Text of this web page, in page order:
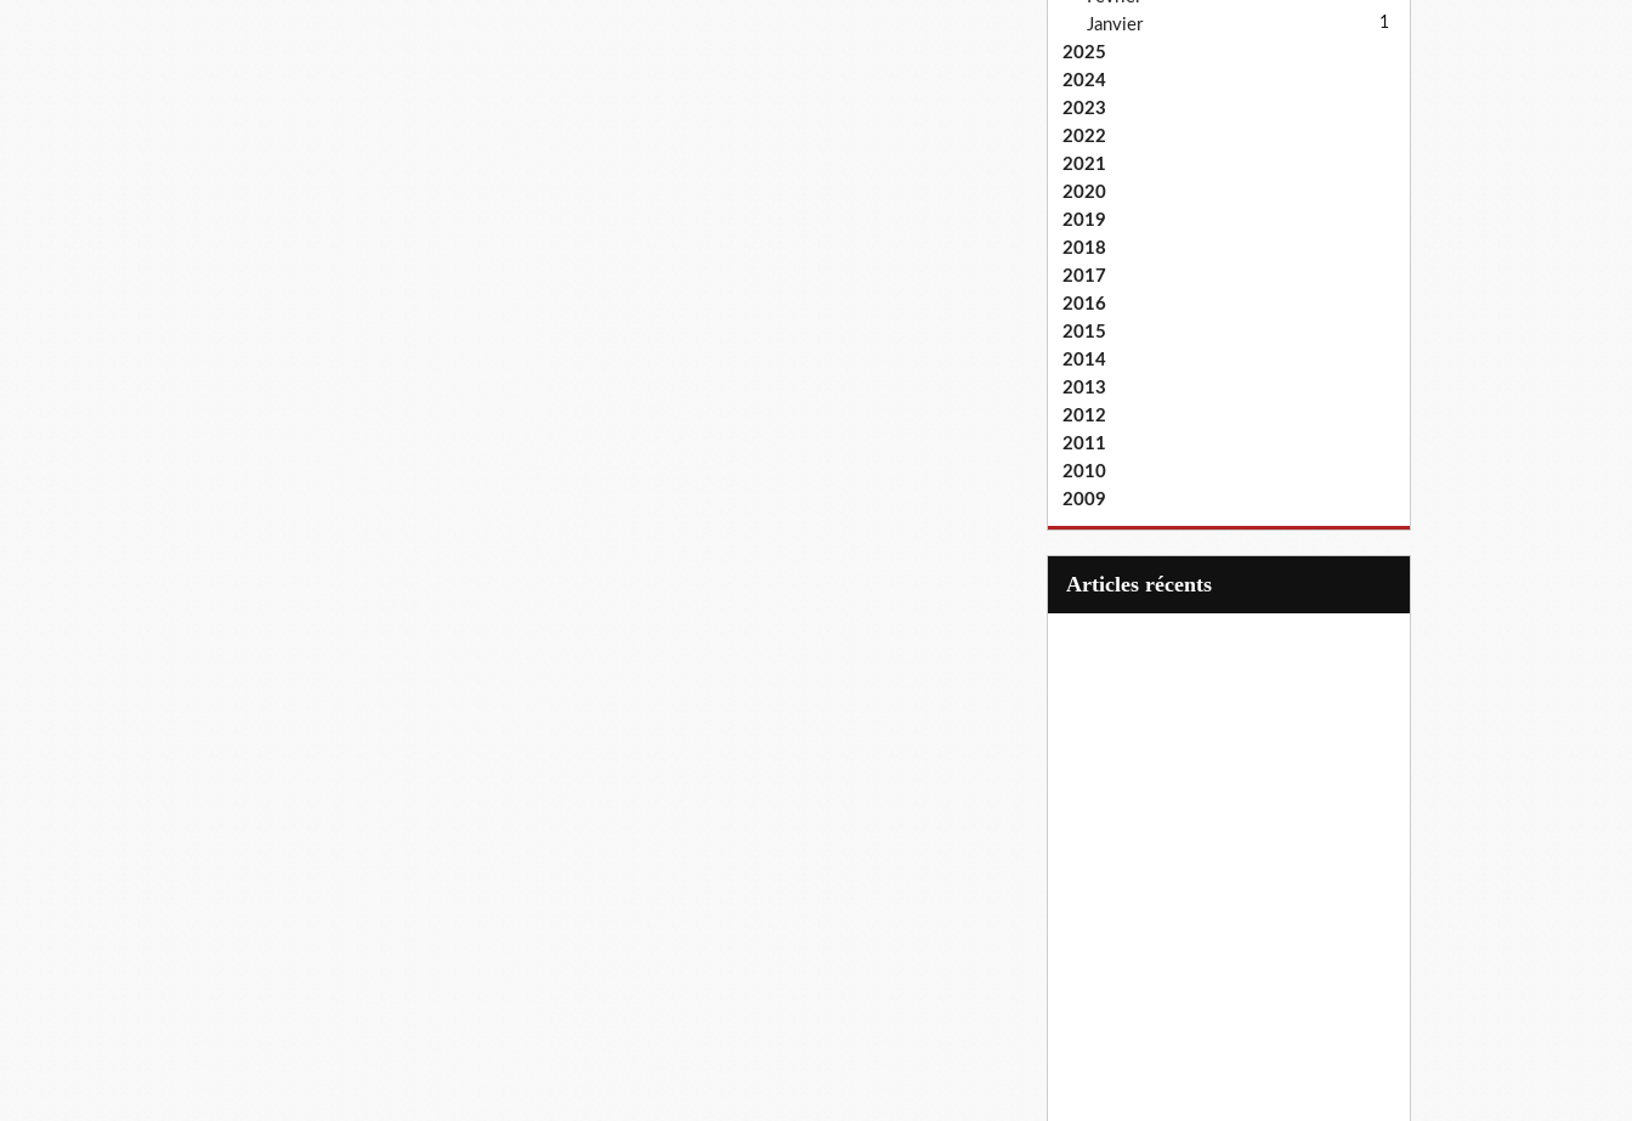
Janvier 1
2025
2024
2023
2022
2021
2020
2019
2018
2017
2016
2015
2014
2013
2012
2011
2010
2009
articles récents